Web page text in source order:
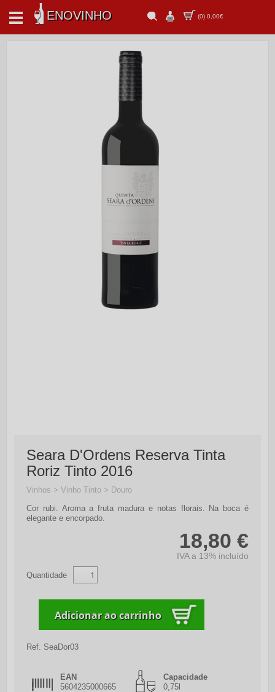
ENOVINHO (0) 0,00€
Seara D'Ordens Reserva Tinta
Roriz Tinto 2016
Vinhos > Vinho Tinto > Douro
Cor rubi. Aroma a fruta madura e notas florais. Na boca é
elegante e encorpado.
18,80 €
IVA a 13% incluído
Quantidade
Ref. SeaDor03
EAN
5604235000665
Capacidade
0,75l